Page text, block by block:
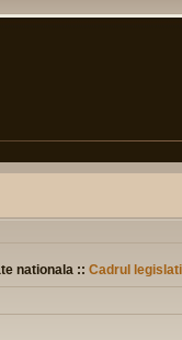
nationala :: Cadrul